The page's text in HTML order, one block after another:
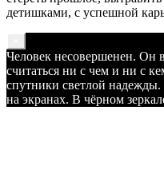
детишками, с успешной
Человек несовершенен. Он
считаться ни с чем и ни с
спутники светлой
на экранах. В чёрном